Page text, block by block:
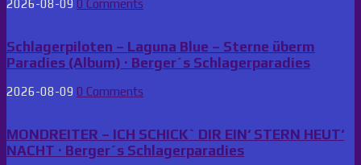
2026-08-09 0 Comments
Schlagerpiloten – Laguna Blue – Sterne überm
Paradies (Album) · Berger´s Schlagerparadies
2026-08-09 0 Comments
MONDREITER – ICH SCHICK` DIR EIN‘ STERN HEUT‘
NACHT · Berger´s Schlagerparadies